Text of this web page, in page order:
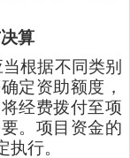
算
根据不同类别
定资助额度，
经费拨付至项
。项目资金的
行。